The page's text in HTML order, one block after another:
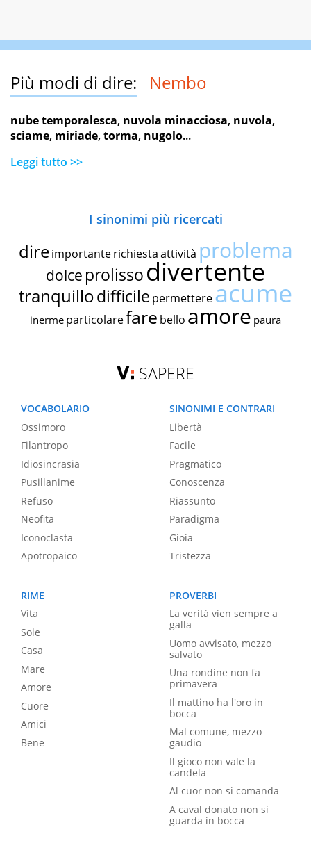
Più modi di dire: Nembo
nube temporalesca, nuvola minacciosa, nuvola,
sciame, miriade,torma, nugolo...
Leggi tutto >>
I sinonimi più ricercati
dire importante richiestaattività problema
dolce prolissodivertente
tranquillodifficile permettereacume
inerme particolarefare bello amore paura
SAPERE
VOCABOLARIO
Ossimoro
Filantropo
Idiosincrasia
Pusillanime
Refuso
Neofita
Iconoclasta
Apotropaico
SINONIMI E CONTRARI
Libertà
Facile
Pragmatico
Conoscenza
Riassunto
Paradigma
Gioia
Tristezza
RIME
Vita
Sole
Casa
Mare
Amore
Cuore
Amici
Bene
PROVERBI
La verità vien sempre a
galla
Uomo avvisato, mezzo
salvato
Una rondine non fa
primavera
Il mattino ha l'oro in
bocca
Mal comune, mezzo
gaudio
Il gioco non vale la
candela
Al cuor non si comanda
A caval donato non si
guarda in bocca